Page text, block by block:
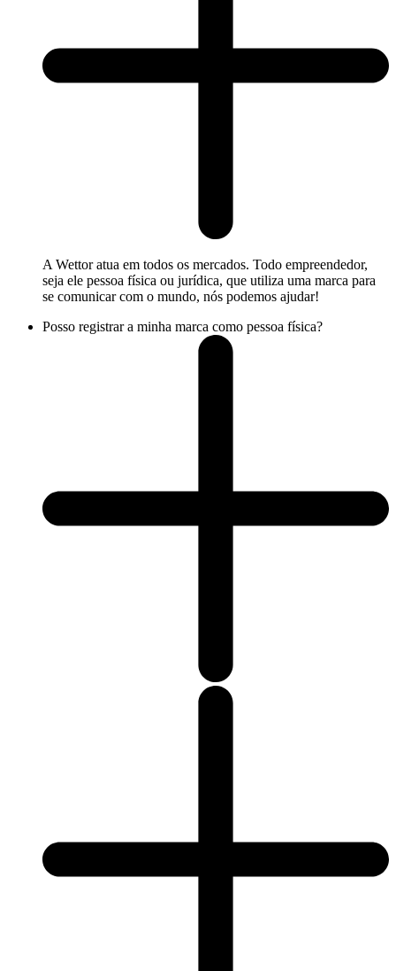
A Wettor atua em todos os mercados. Todo empreendedor,
seja ele pessoa física ou jurídica, que utiliza uma marca para
se comunicar com o mundo, nós podemos ajudar!
Posso registrar a minha marca como pessoa física?